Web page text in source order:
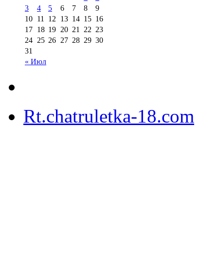
« Июл
3
4 5 6 7 8
9
10 11 12 13 14 15 16
17 18 19 20 21 22 23
24 25 26 27 28 29 30
31
Rt.chatruletka-18.com